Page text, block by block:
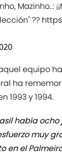
Mazinho..:
??
equipo
ha
1993 y 1994.
había
muy
en el